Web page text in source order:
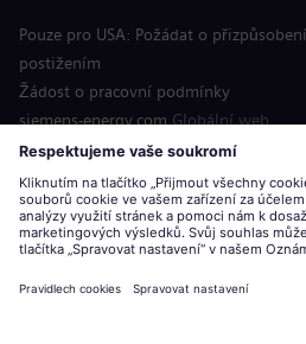
Pouze pro USA: Požádat o
postižením
Žádost o pracovní podmínky
siemens-energy.com Globální web
Informace o společnosti
Oznámení o
Oznámení o souborech cookie
Digitální identifikační číslo